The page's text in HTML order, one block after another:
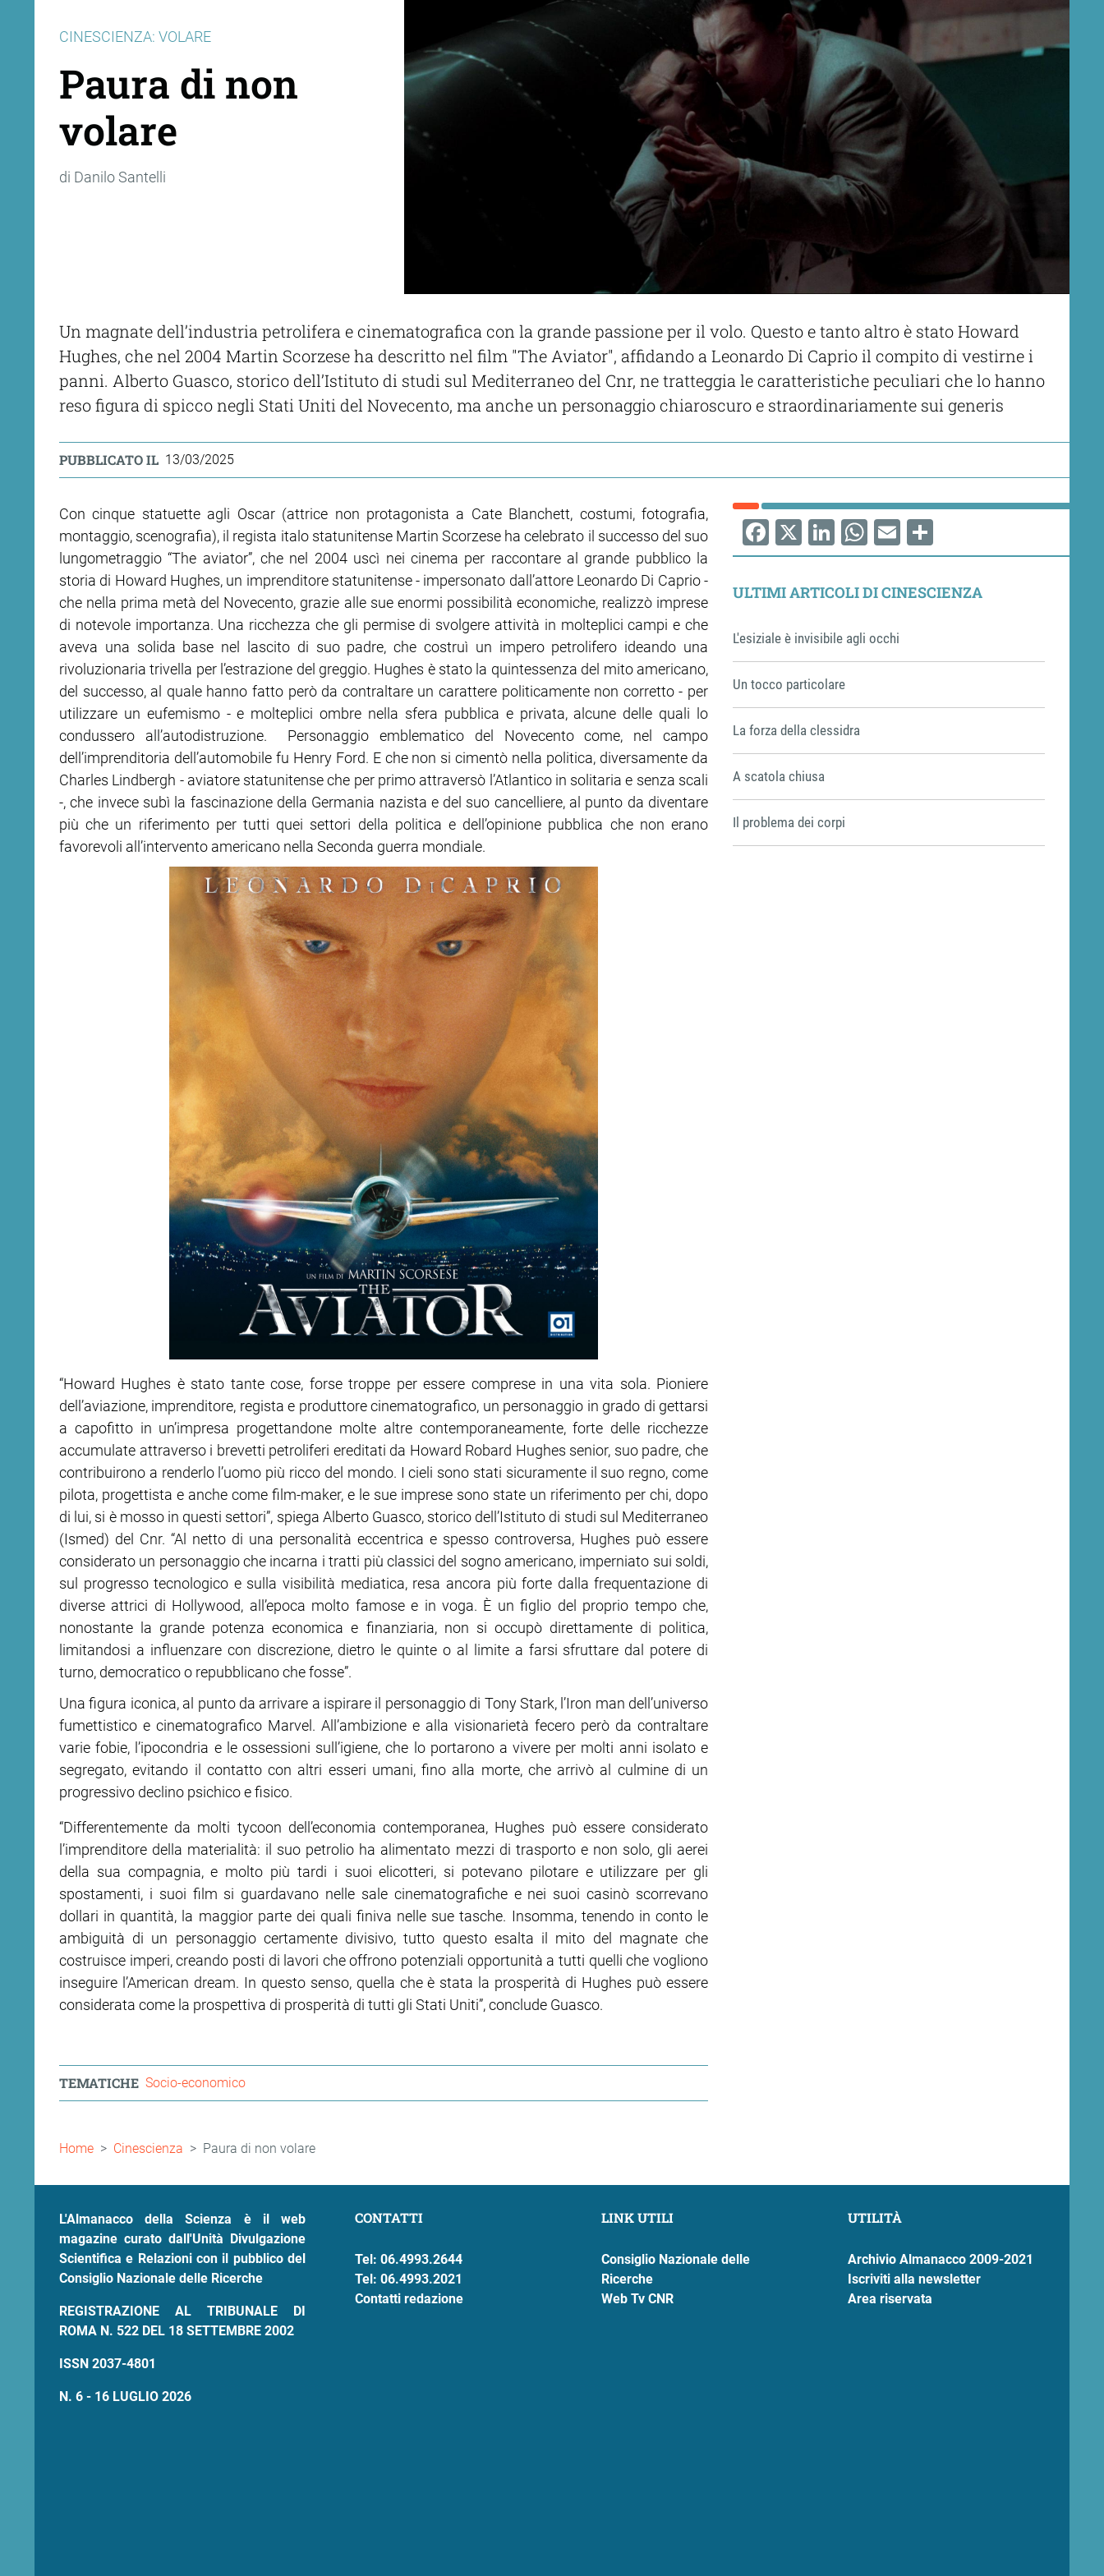
CINESCIENZA: VOLARE
Paura di non
volare
di Danilo Santelli
Un magnate dell’industria petrolifera e cinematografica con la grande passione per il volo. Questo e tanto altro è stato Howard
Hughes, che nel 2004 Martin Scorzese ha descritto nel film "The Aviator", affidando a Leonardo Di Caprio il compito di vestirne i
panni. Alberto Guasco, storico dell’Istituto di studi sul Mediterraneo del Cnr, ne tratteggia le caratteristiche peculiari che lo hanno
reso figura di spicco negli Stati Uniti del Novecento, ma anche un personaggio chiaroscuro e straordinariamente sui generis
PUBBLICATO IL 13/03/2025
Con cinque statuette agli Oscar (attrice non protagonista a Cate Blanchett, costumi, fotografia,
montaggio, scenografia), il regista italo statunitense Martin Scorzese ha celebrato il successo del suo
lungometraggio “The aviator”, che nel 2004 uscì nei cinema per raccontare al grande pubblico la
storia di Howard Hughes, un imprenditore statunitense - impersonato dall’attore Leonardo Di Caprio -
che nella prima metà del Novecento, grazie alle sue enormi possibilità economiche, realizzò imprese
di notevole importanza. Una ricchezza che gli permise di svolgere attività in molteplici campi e che
aveva una solida base nel lascito di suo padre, che costruì un impero petrolifero ideando una
rivoluzionaria trivella per l’estrazione del greggio. Hughes è stato la quintessenza del mito americano,
del successo, al quale hanno fatto però da contraltare un carattere politicamente non corretto - per
utilizzare un eufemismo - e molteplici ombre nella sfera pubblica e privata, alcune delle quali lo
condussero all’autodistruzione. Personaggio emblematico del Novecento come, nel campo
dell’imprenditoria dell’automobile fu Henry Ford. E che non si cimentò nella politica, diversamente da
Charles Lindbergh - aviatore statunitense che per primo attraversò l’Atlantico in solitaria e senza scali
-, che invece subì la fascinazione della Germania nazista e del suo cancelliere, al punto da diventare
più che un riferimento per tutti quei settori della politica e dell’opinione pubblica che non erano
favorevoli all’intervento americano nella Seconda guerra mondiale.
“Howard Hughes è stato tante cose, forse troppe per essere comprese in una vita sola. Pioniere
dell’aviazione, imprenditore, regista e produttore cinematografico, un personaggio in grado di gettarsi
a capofitto in un’impresa progettandone molte altre contemporaneamente, forte delle ricchezze
accumulate attraverso i brevetti petroliferi ereditati da Howard Robard Hughes senior, suo padre, che
contribuirono a renderlo l’uomo più ricco del mondo. I cieli sono stati sicuramente il suo regno, come
pilota, progettista e anche come film-maker, e le sue imprese sono state un riferimento per chi, dopo
di lui, si è mosso in questi settori”, spiega Alberto Guasco, storico dell’Istituto di studi sul Mediterraneo
(Ismed) del Cnr. “Al netto di una personalità eccentrica e spesso controversa, Hughes può essere
considerato un personaggio che incarna i tratti più classici del sogno americano, imperniato sui soldi,
sul progresso tecnologico e sulla visibilità mediatica, resa ancora più forte dalla frequentazione di
diverse attrici di Hollywood, all’epoca molto famose e in voga. È un figlio del proprio tempo che,
nonostante la grande potenza economica e finanziaria, non si occupò direttamente di politica,
limitandosi a influenzare con discrezione, dietro le quinte o al limite a farsi sfruttare dal potere di
turno, democratico o repubblicano che fosse”.
Una figura iconica, al punto da arrivare a ispirare il personaggio di Tony Stark, l’Iron man dell’universo
fumettistico e cinematografico Marvel. All’ambizione e alla visionarietà fecero però da contraltare
varie fobie, l’ipocondria e le ossessioni sull’igiene, che lo portarono a vivere per molti anni isolato e
segregato, evitando il contatto con altri esseri umani, fino alla morte, che arrivò al culmine di un
progressivo declino psichico e fisico.
“Differentemente da molti tycoon dell’economia contemporanea, Hughes può essere considerato
l’imprenditore della materialità: il suo petrolio ha alimentato mezzi di trasporto e non solo, gli aerei
della sua compagnia, e molto più tardi i suoi elicotteri, si potevano pilotare e utilizzare per gli
spostamenti, i suoi film si guardavano nelle sale cinematografiche e nei suoi casinò scorrevano
dollari in quantità, la maggior parte dei quali finiva nelle sue tasche. Insomma, tenendo in conto le
ambiguità di un personaggio certamente divisivo, tutto questo esalta il mito del magnate che
costruisce imperi, creando posti di lavori che offrono potenziali opportunità a tutti quelli che vogliono
inseguire l’American dream. In questo senso, quella che è stata la prosperità di Hughes può essere
considerata come la prospettiva di prosperità di tutti gli Stati Uniti”, conclude Guasco.
TEMATICHE Socio-economico
Facebook
X LinkedIn
WhatsApp
EmailShare
ULTIMI ARTICOLI DI CINESCIENZA
L'esiziale è invisibile agli occhi
Un tocco particolare
La forza della clessidra
A scatola chiusa
Il problema dei corpi
Briciole
Home Cinescienza Paura di non volare
L'Almanacco della Scienza è il web
magazine curato dall'Unità Divulgazione
Scientifica e Relazioni con il pubblico del
Consiglio Nazionale delle Ricerche
REGISTRAZIONE AL TRIBUNALE DI
ROMA N. 522 DEL 18 SETTEMBRE 2002
ISSN 2037-4801
N. 6 - 16 LUGLIO 2026
CONTATTI
Tel: 06.4993.2644
Tel: 06.4993.2021
Contatti redazione
LINK UTILI
Consiglio Nazionale delle
Ricerche
Web Tv CNR
UTILITÀ
Archivio Almanacco 2009-2021
Iscriviti alla newsletter
Area riservata